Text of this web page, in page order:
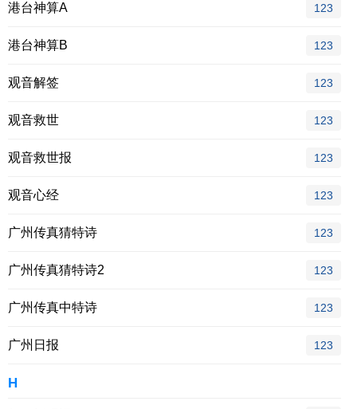
港台神算A 123
港台神算B 123
观音解签 123
观音救世 123
观音救世报 123
观音心经 123
广州传真猜特诗 123
广州传真猜特诗2 123
广州传真中特诗 123
广州日报 123
H